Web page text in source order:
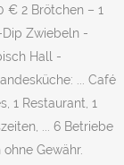
€ 2 Brötchen – 1
Zwiebeln -
Hall -
... Café
1 Restaurant, 1
... 6 Betriebe
Gewähr.